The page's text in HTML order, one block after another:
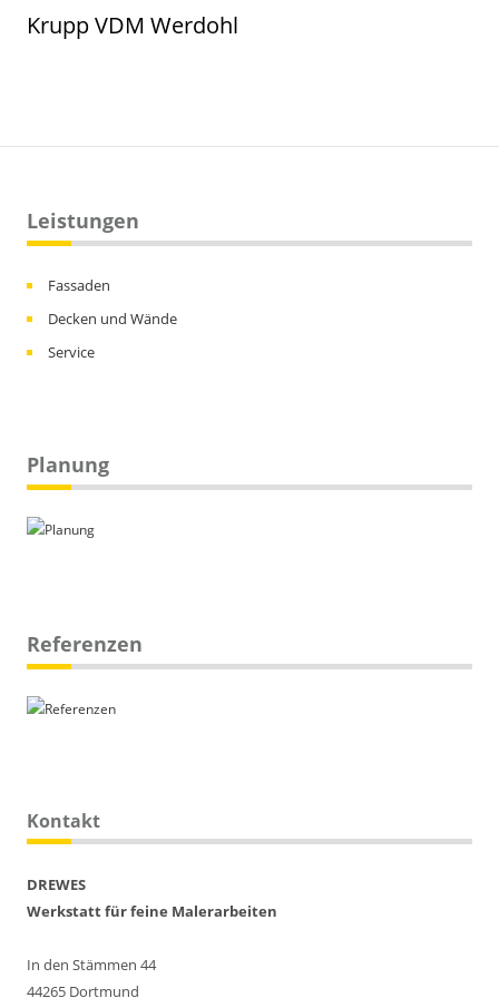
Krupp VDM Werdohl
Leistungen
Fassaden
Decken und Wände
Service
Planung
Referenzen
Kontakt
DREWES
Werkstatt für feine Malerarbeiten
In den Stämmen 44
44265 Dortmund